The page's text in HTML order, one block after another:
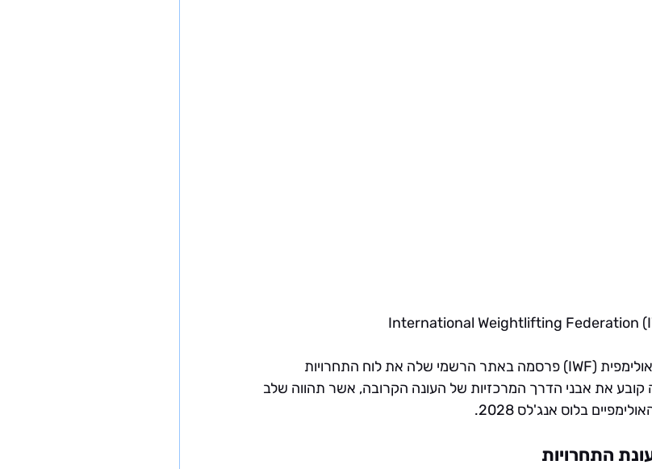
איגוד הבינלאומית להרמת משקולות אולימפית (IWF) פרסמה באתר הרשמי שלה את לוח התחרויות
לשנת 2026. לוח השנה קובע את אבני הדרך המרכזיות של העונה הקרובה, אשר תהווה שלב
בלוס אנג'לס 2028.
התחרויות